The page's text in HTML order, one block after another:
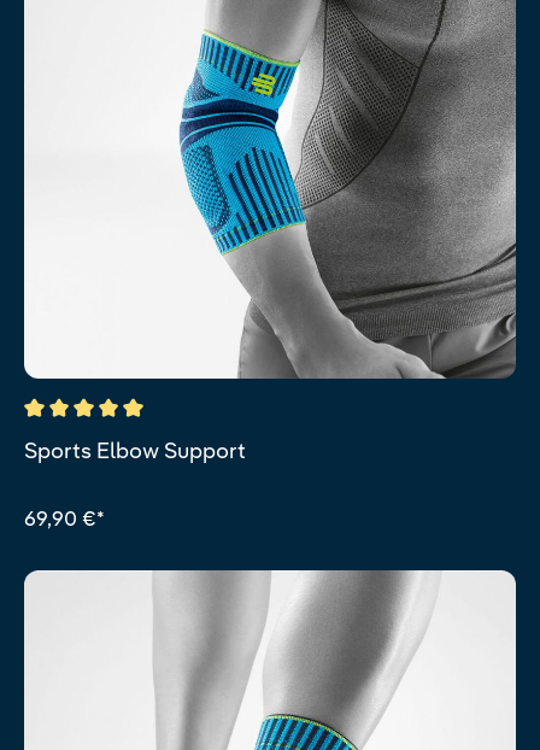
Durchschnittliche Bewertung von 5 von 5 Sternen
Sports Elbow Support
69,90 €*